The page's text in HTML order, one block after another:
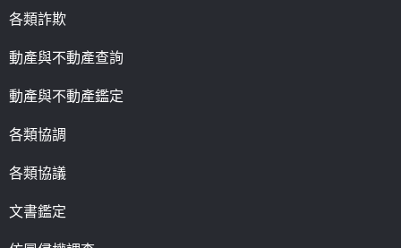
各類詐欺
動產與不動產查詢
動產與不動產鑑定
各類協調
各類協議
文書鑑定